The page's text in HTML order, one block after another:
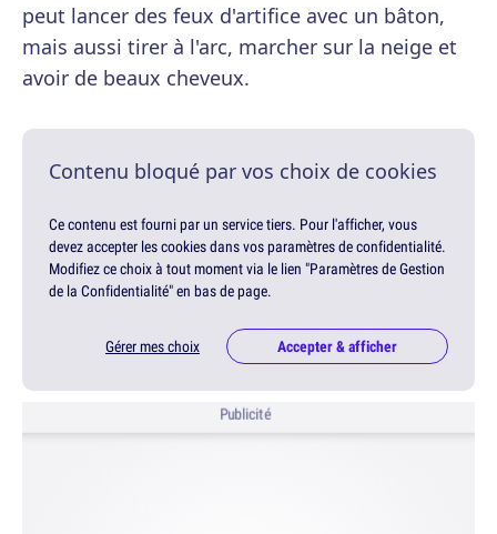
peut lancer des feux d'artifice avec un bâton,
mais aussi tirer à l'arc, marcher sur la neige et
avoir de beaux cheveux.
Contenu bloqué par vos choix de cookies
Ce contenu est fourni par un service tiers. Pour l'afficher, vous
devez accepter les cookies dans vos paramètres de confidentialité.
Modifiez ce choix à tout moment via le lien "Paramètres de Gestion
de la Confidentialité" en bas de page.
Gérer mes choix Accepter & afficher
Publicité